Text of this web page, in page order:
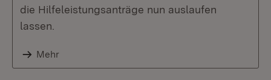
die Hilfeleistungsanträge nun auslaufen
lassen.
Mehr